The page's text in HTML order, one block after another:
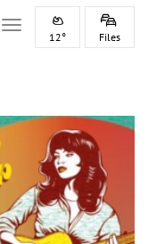
Toggle navigation
12° Files